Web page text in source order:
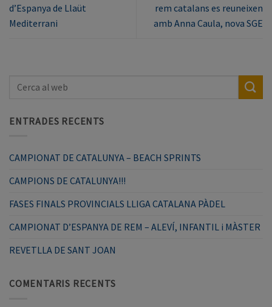
d’Espanya de Llaüt
Mediterrani
rem catalans es reuneixen
amb Anna Caula, nova SGE
ENTRADES RECENTS
CAMPIONAT DE CATALUNYA – BEACH SPRINTS
CAMPIONS DE CATALUNYA!!!
FASES FINALS PROVINCIALS LLIGA CATALANA PÀDEL
CAMPIONAT D’ESPANYA DE REM – ALEVÍ, INFANTIL i MÀSTER
REVETLLA DE SANT JOAN
COMENTARIS RECENTS